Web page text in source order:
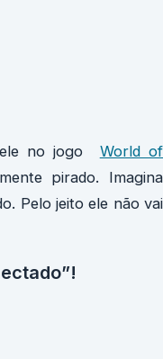
no jogo World of
pirado. Imagina
Pelo jeito ele não vai